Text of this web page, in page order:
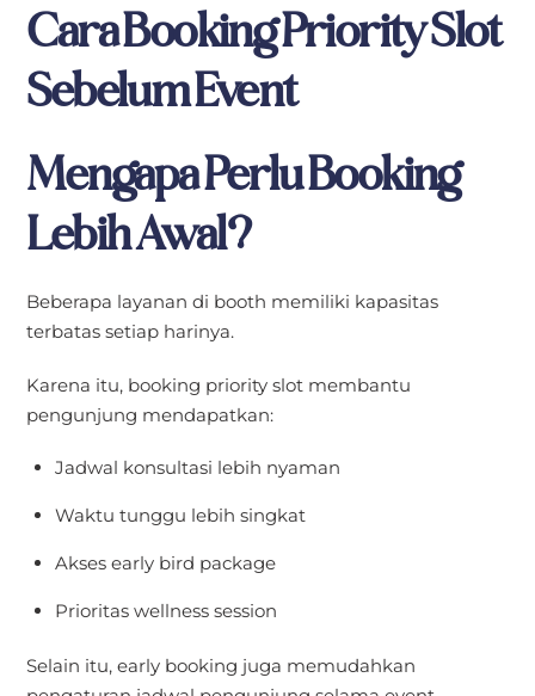
Cara Booking Priority Slot
Sebelum Event
Mengapa Perlu Booking
Lebih Awal?
Beberapa layanan di booth memiliki kapasitas
terbatas setiap harinya.
Karena itu, booking priority slot membantu
pengunjung mendapatkan:
Jadwal konsultasi lebih nyaman
Waktu tunggu lebih singkat
Akses early bird package
Prioritas wellness session
Selain itu, early booking juga memudahkan